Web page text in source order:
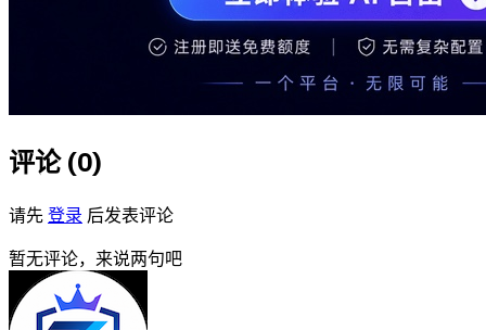
评论 (0)
请先 登录 后发表评论
暂无评论，来说两句吧